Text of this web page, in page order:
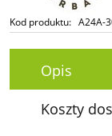
Kod produktu: A24A-
Opis
Koszty
Cena nie